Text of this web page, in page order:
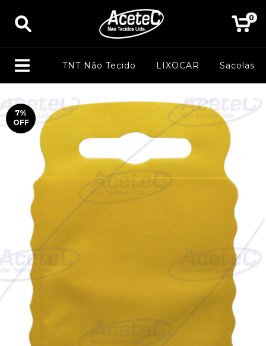
0
TNT Não Tecido LIXOCAR Sacolas
7%
OFF